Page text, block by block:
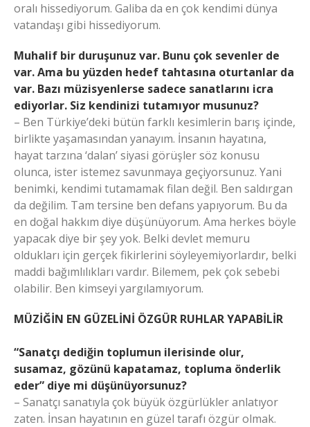
oralı hissediyorum. Galiba da en çok kendimi dünya
vatandaşı gibi hissediyorum.
Muhalif bir duruşunuz var. Bunu çok sevenler de
var. Ama bu yüzden hedef tahtasına oturtanlar da
var. Bazı müzisyenlerse sadece sanatlarını icra
ediyorlar. Siz kendinizi tutamıyor musunuz?
– Ben Türkiye’deki bütün farklı kesimlerin barış içinde,
birlikte yaşamasından yanayım. İnsanın hayatına,
hayat tarzına ‘dalan’ siyasi görüşler söz konusu
olunca, ister istemez savunmaya geçiyorsunuz. Yani
benimki, kendimi tutamamak filan değil. Ben saldırgan
da değilim. Tam tersine ben defans yapıyorum. Bu da
en doğal hakkım diye düşünüyorum. Ama herkes böyle
yapacak diye bir şey yok. Belki devlet memuru
oldukları için gerçek fikirlerini söyleyemiyorlardır, belki
maddi bağımlılıkları vardır. Bilemem, pek çok sebebi
olabilir. Ben kimseyi yargılamıyorum.
MÜZİĞİN EN GÜZELİNİ ÖZGÜR RUHLAR YAPABİLİR
“Sanatçı dediğin toplumun ilerisinde olur,
susamaz, gözünü kapatamaz, topluma önderlik
eder” diye mi düşünüyorsunuz?
– Sanatçı sanatıyla çok büyük özgürlükler anlatıyor
zaten. İnsan hayatının en güzel tarafı özgür olmak.